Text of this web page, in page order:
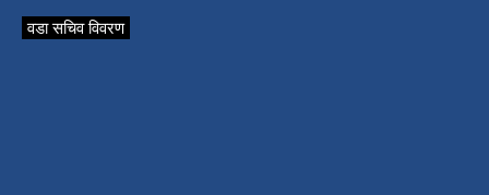
वडा सचिव विवरण